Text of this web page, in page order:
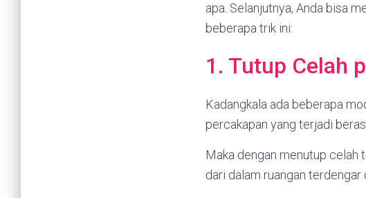
apa. Selanjutnya, Anda bisa
beberapa trik ini:
1. Tutup Celah
Kadangkala ada beberapa
percakapan yang terjadi
Maka dengan menutup celah
dari dalam ruangan terdengar